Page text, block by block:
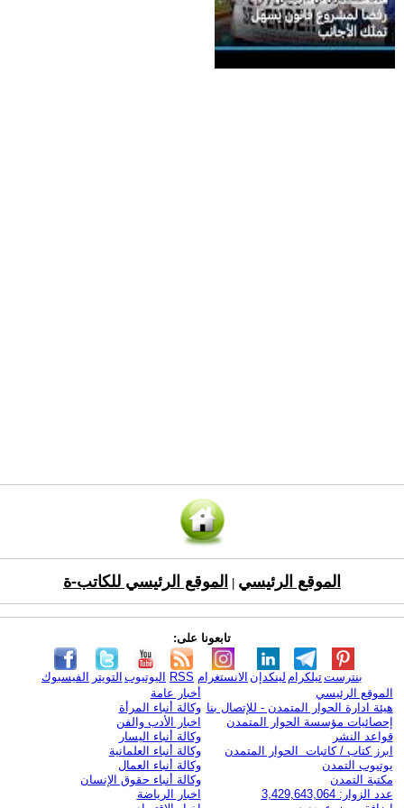
الموقع الرئيسي الموقع الرئيسي للكاتب-ة
تابعونا على:
الفيسبوك التويتر اليوتيوب RSS الانستغرام لينكدإن تيلكرامبنترست
الموقع الرئيسي
هيئة ادارة الحوار المتمدن - للإتصال بنا
إحصائيات مؤسسة الحوار المتمدن
قواعد النشر
ابرز كتاب / كاتبات الحوار المتمدن
يوتيوب التمدن
مكتبة التمدن
عدد الزوار: 3,429,643,064
أخبار عامة
وكالة أنباء المرأة
اخبار الأدب والفن
وكالة أنباء اليسار
وكالة أنباء العلمانية
وكالة أنباء العمال
وكالة أنباء حقوق الإنسان
اخبار الرياضة